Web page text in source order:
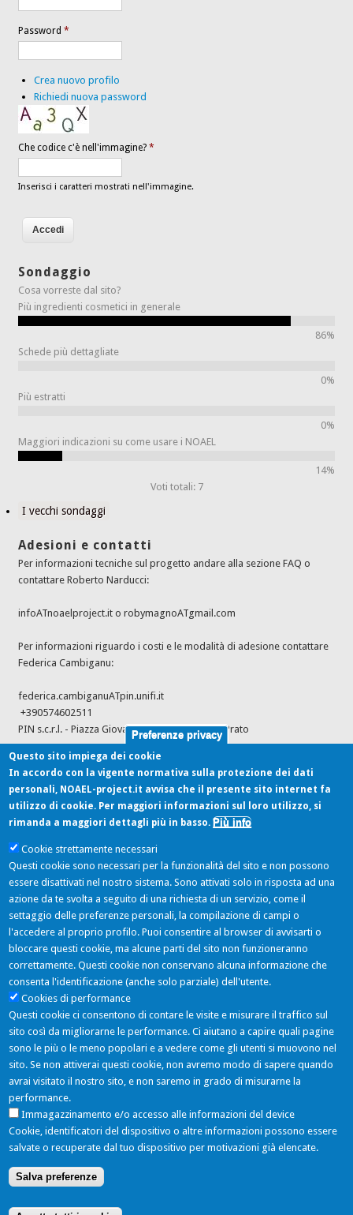
Password*
Crea nuovo profilo
Richiedi nuova password
Che codice c'è nell'immagine?*
Inserisci i caratteri mostrati nell'immagine.
Sondaggio
Cosa vorreste dal sito?
Più ingredienti cosmetici in generale
86%
Schede più dettagliate
0%
Più estratti
0%
Maggiori indicazioni su come usare i NOAEL
14%
Voti totali: 7
I vecchi sondaggi
Adesioni e contatti
Per informazioni tecniche sul progetto andare alla sezione FAQ o
contattare Roberto Narducci:
infoATnoaelproject.it o robymagnoATgmail.com
Per informazioni riguardo i costi e le modalità di adesione contattare
Federica Cambiganu:
federica.cambiganuATpin.unifi.it
+390574602511
PIN s.c.r.l. - Piazza Giovanni Ciardi 25, 59100 - Prato
Ultimi feed dalle fonti
Chemical Group 8 for all animal species
Ultimi Tweets
NOAEL Project
Nuovo componente inserito: Simmondsia Chinensis (Jojoba) Seed Oil
https://t.co/mGvGLRQ05k
Follow
Hanno aderito
Preferenze privacy
Questo sito impiega dei cookie
In accordo con la vigente normativa sulla protezione dei dati
personali, NOAEL-project.it avvisa che il presente sito internet fa
utilizzo di cookie. Per maggiori informazioni sul loro utilizzo, si
rimanda a maggiori dettagli più in basso. Più info
Cookie strettamente necessari
Questi cookie sono necessari per la funzionalità del sito e non possono
essere disattivati nel nostro sistema. Sono attivati solo in risposta ad una
azione da te svolta a seguito di una richiesta di un servizio, come il
settaggio delle preferenze personali, la compilazione di campi o
l'accedere al proprio profilo. Puoi consentire al browser di avvisarti o
bloccare questi cookie, ma alcune parti del sito non funzioneranno
correttamente. Questi cookie non conservano alcuna informazione che
consenta l'identificazione (anche solo parziale) dell'utente.
Cookies di performance
Questi cookie ci consentono di contare le visite e misurare il traffico sul
sito così da migliorarne le performance. Ci aiutano a capire quali pagine
sono le più o le meno popolari e a vedere come gli utenti si muovono nel
sito. Se non attiverai questi cookie, non avremo modo di sapere quando
avrai visitato il nostro sito, e non saremo in grado di misurarne la
performance.
Immagazzinamento e/o accesso alle informazioni del device
Cookie, identificatori del dispositivo o altre informazioni possono essere
salvate o recuperate dal tuo dispositivo per motivazioni già elencate.
Salva preferenze